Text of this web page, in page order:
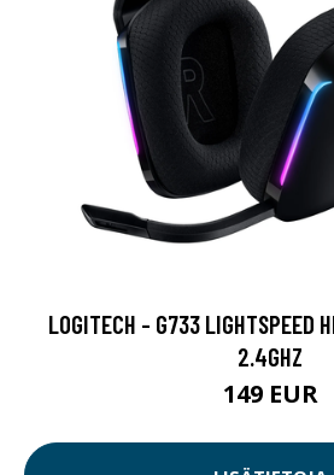
LOGITECH - G733 LIGHTSPEED
2.4GHZ
149 EUR